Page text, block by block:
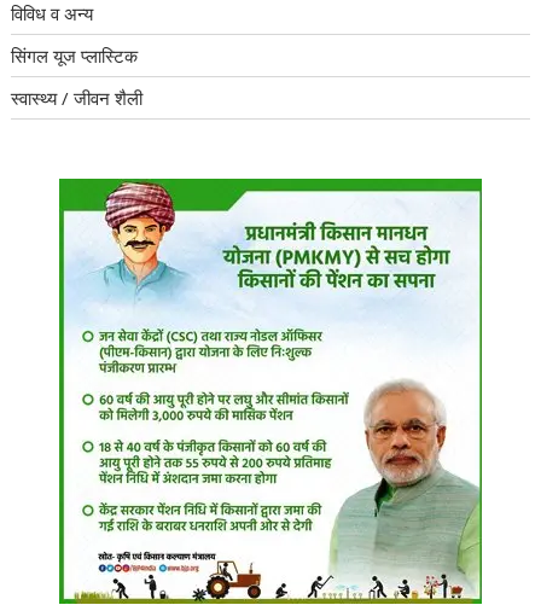
विविध व अन्य
सिंगल यूज प्लास्टिक
स्वास्थ्य / जीवन शैली